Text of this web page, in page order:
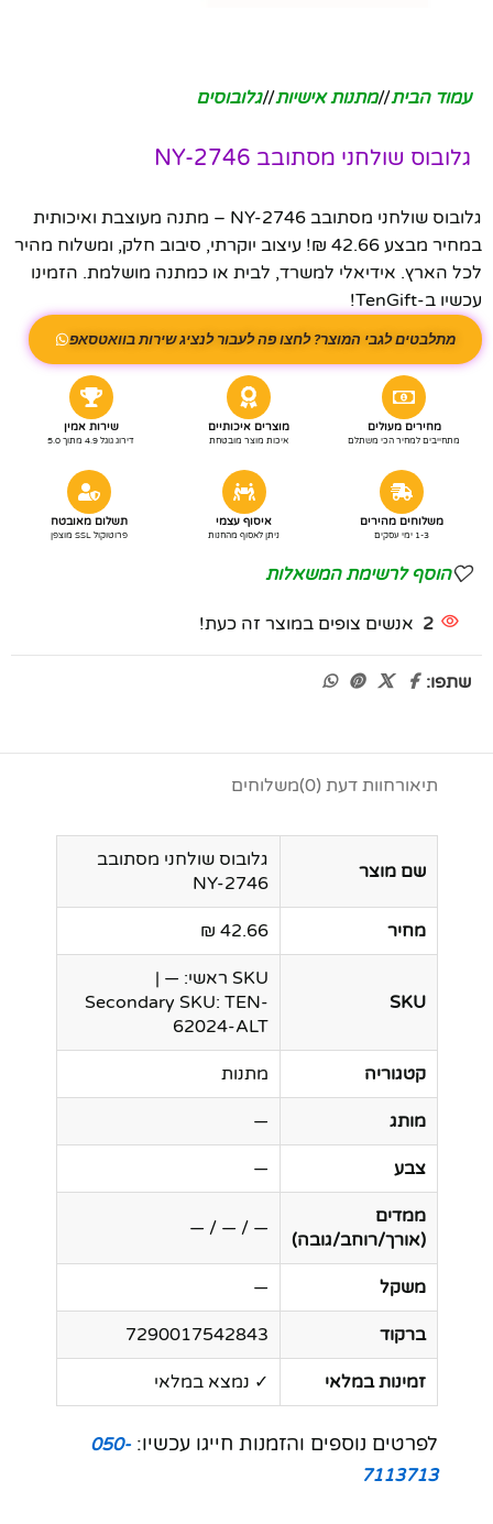
עמוד הבית/ מתנות אישיות/ גלובוסים
גלובוס שולחני מסתובב NY-2746
גלובוס שולחני מסתובב NY-2746 – מתנה מעוצבת ואיכותית
במחיר מבצע 42.66 ₪! עיצוב יוקרתי, סיבוב חלק, ומשלוח מהיר
לכל הארץ. אידיאלי למשרד, לבית או כמתנה מושלמת. הזמינו
עכשיו ב-TenGift!
מתלבטים לגבי המוצר? לחצו פה לעבור לנציג שירות בוואטסאפ
מחירים מעולים
מתחייבים למחיר הכי משתלם
מוצרים איכותיים
איכות מוצר מובטחת
שירות אמין
דירוג גוגל 4.9 מתוך 5.0
משלוחים מהירים
1-3 ימי עסקים
איסוף עצמי
ניתן לאסוף מהחנות
תשלום מאובטח
פרוטוקול SSL מוצפן
הוסף לרשימת המשאלות
2 אנשים צופים במוצר זה כעת!
שתפו:
תיאורחוות דעת (0) משלוחים
שם מוצר
גלובוס שולחני מסתובב
NY-2746
מחיר 42.66 ₪
SKU
SKU ראשי: — |
Secondary SKU: TEN-
62024-ALT
קטגוריה מתנות
מותג —
צבע —
ממדים
(אורך/רוחב/גובה)
— / — / —
משקל —
ברקוד 7290017542843
זמינות במלאי ✓ נמצא במלאי
לפרטים נוספים והזמנות חייגו עכשיו: 050-
7113713